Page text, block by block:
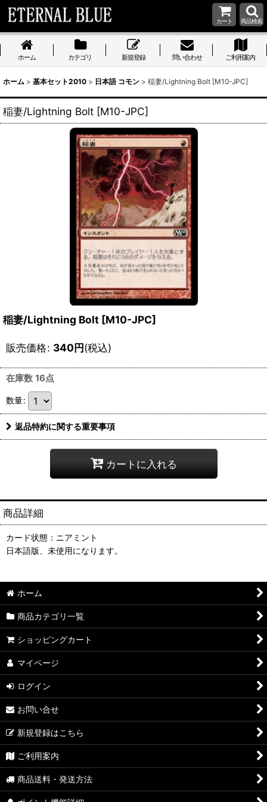
カート 商品検索
ホーム カテゴリ 新規登録 問い合わせ ご利用案内
ホーム > 基本セット2010 > 日本語 コモン > 稲妻/Lightning Bolt [M10-JPC]
稲妻/Lightning Bolt [M10-JPC]
稲妻/Lightning Bolt [M10-JPC]
販売価格: 340円(税込)
在庫数 16点
数量:
返品特約に関する重要事項
カートに入れる
商品詳細
カード状態：ニアミント
日本語版、未使用になります。
ホーム
商品カテゴリ一覧
ショッピングカート
マイページ
ログイン
お問い合せ
新規登録はこちら
ご利用案内
商品送料・発送方法